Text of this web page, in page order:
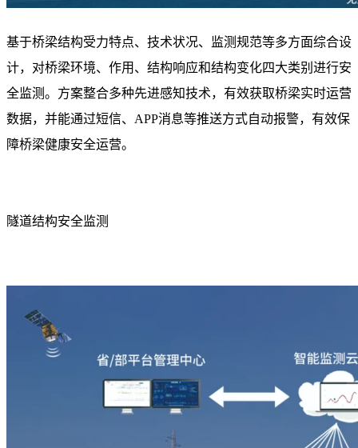
基于桥梁结构受力特点、技术状况、监测规范等多方面综合设
计，对桥梁环境、作用、结构响应和结构变化四大类别进行安
全监测。方案整合多种先进感知技术，有效获取桥梁实时运营
数据，并能通过短信、APP消息等推送方式自动报警，有效保
障桥梁健康安全运营。
隧道结构安全监测